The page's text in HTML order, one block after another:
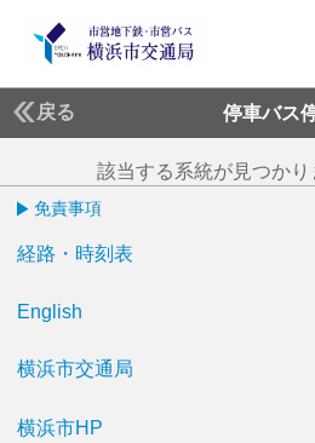
戻る 停車バス
該当する系統が見つかり
免責事項
経路・時刻表
English
横浜市交通局
横浜市HP